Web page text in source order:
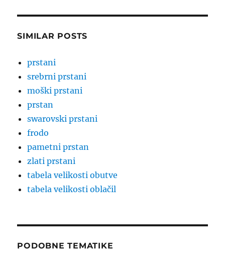
SIMILAR POSTS
prstani
srebrni prstani
moški prstani
prstan
swarovski prstani
frodo
pametni prstan
zlati prstani
tabela velikosti obutve
tabela velikosti oblačil
PODOBNE TEMATIKE